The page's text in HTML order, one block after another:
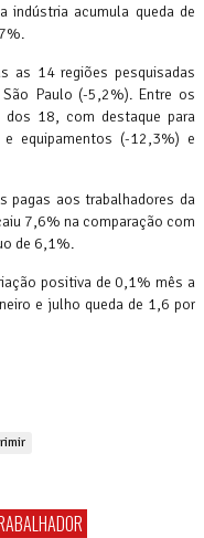
indústria acumula queda de
as 14 regiões pesquisadas
Paulo (-5,2%). Entre os
18, com destaque para
equipamentos (-12,3%) e
pagas aos trabalhadores da
7,6% na comparação com
de 6,1%.
positiva de 0,1% mês a
e julho queda de 1,6 por